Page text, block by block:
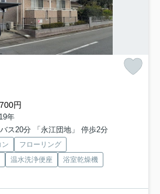
円
年
ス20分 「永江団地」 停歩2分
ン
フローリング
温水洗浄便座
浴室乾燥機